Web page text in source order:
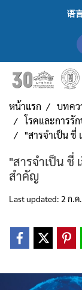
语
หน้าแรก บทคว
โรคและการรั
"สารจำเป็น ชี่
"สารจำเป็น ชี่
สำคัญ
Last updated: 2 ก.ค